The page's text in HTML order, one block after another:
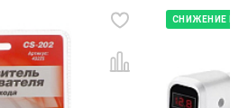
СНИЖЕНИЕ